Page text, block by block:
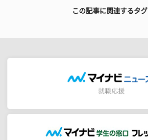
この記事に関連するタグ